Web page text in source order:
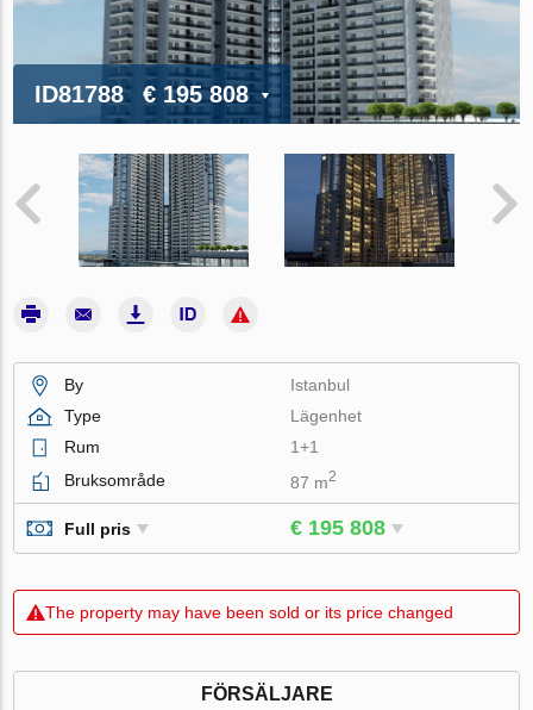
ID81788 € 195 808
By
Istanbul
Type
Lägenhet
Rum
1+1
Bruksområde
87 m2
Full pris € 195 808
The property may have been sold or its price changed
FÖRSÄLJARE